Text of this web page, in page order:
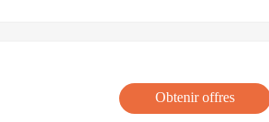
Obtenir offres